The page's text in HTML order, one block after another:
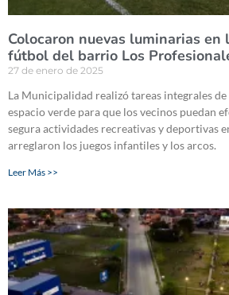
Colocaron nuevas luminarias en
fútbol del barrio Los
27 de enero de 2025
La Municipalidad realizó tareas integrales
espacio verde para que los vecinos puedan
segura actividades recreativas y deportivas
arreglaron los juegos infantiles y los arcos.
Leer Más >>